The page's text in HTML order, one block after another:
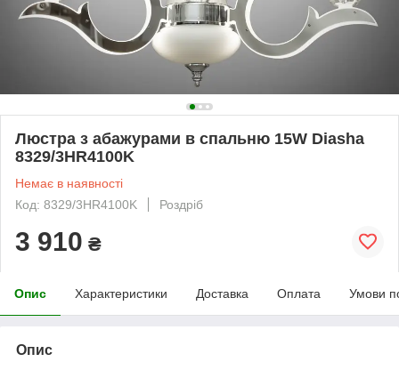
Люстра з абажурами в спальню 15W Diasha
8329/3HR4100K
Немає в наявності
Код: 8329/3HR4100K
Роздріб
3 910 ₴
Опис Характеристики Доставка Оплата Умови
Опис